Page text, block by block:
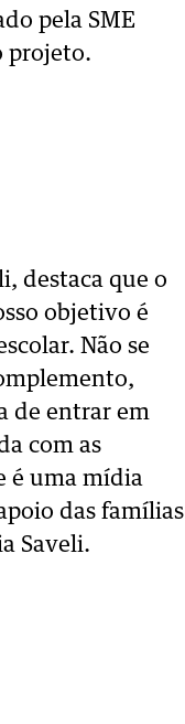
pela SME
projeto.
destaca que o
objetivo é
Não se
de entrar em
com as
é uma mídia
das famílias
Saveli.